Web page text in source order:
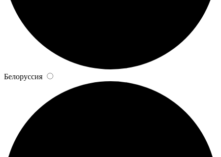
Белоруссия